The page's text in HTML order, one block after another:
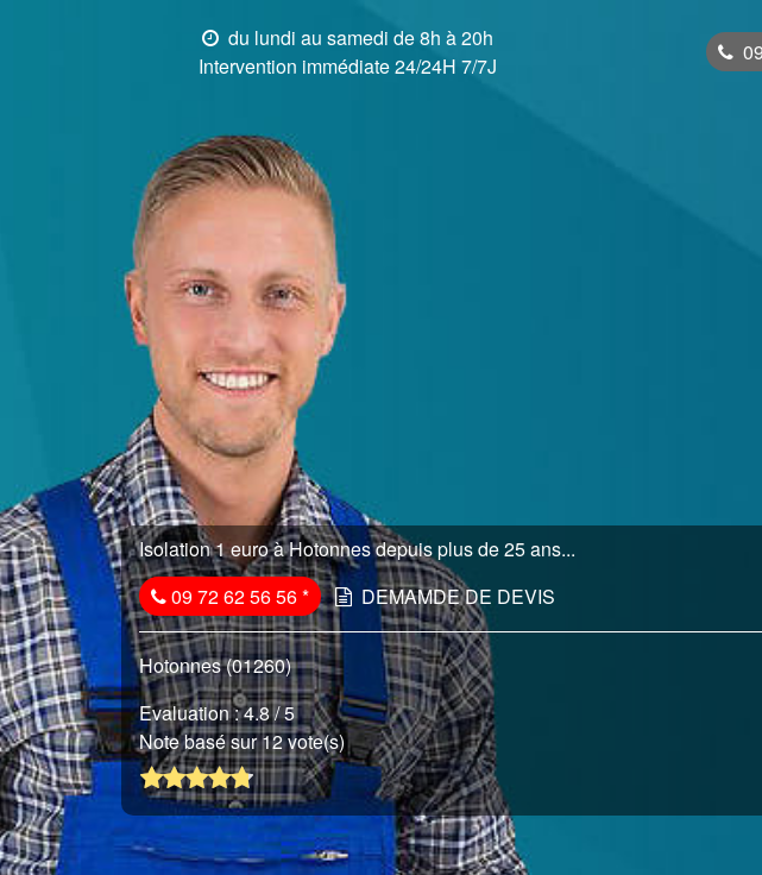
du lundi au samedi de 8h à 20h
Intervention immédiate 24/24H 7/7J
Isolation 1 euro à Hotonnes depuis plus de 25 ans...
09 72 62 56 56* DEMAMDE DE DEVIS
Hotonnes (01260)
Evaluation :4.8/ 5
Note basé sur 12 vote(s)